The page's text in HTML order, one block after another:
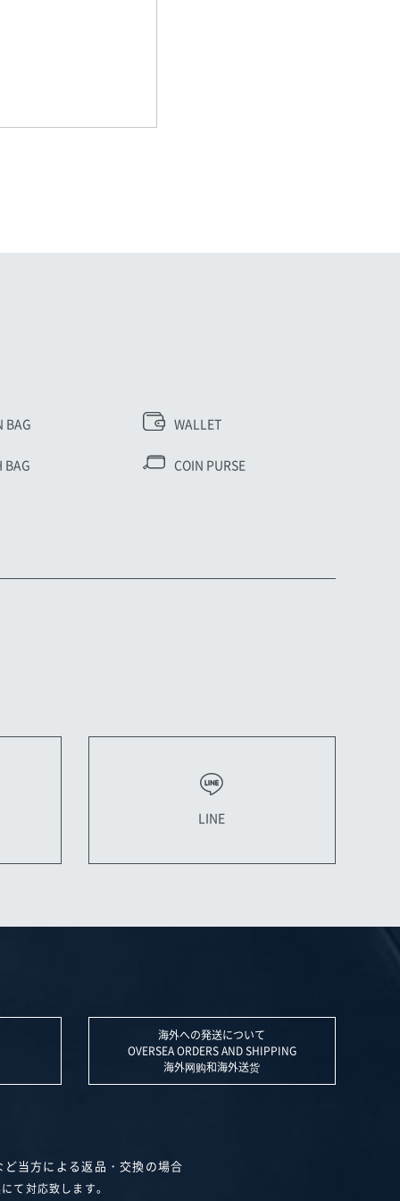
BAG WALLET
BAG COIN PURSE
LINE
海外への発送について
OVERSEA ORDERS AND SHIPPING
海外网购和海外送货
当方による返品・交換の場合
て対応致します。